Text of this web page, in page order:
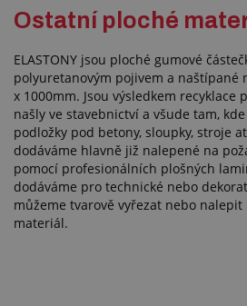
Ostatní ploché
ELASTONY jsou ploché gumové
polyuretanovým pojivem a naštípané
x 1000mm. Jsou výsledkem
našly ve stavebnictví a všude tam,
podložky pod betony, sloupky, stroje
dodáváme hlavně již nalepené na
pomocí profesionálních plošných
dodáváme pro technické nebo
můžeme tvarově vyřezat nebo nalepit
materiál.